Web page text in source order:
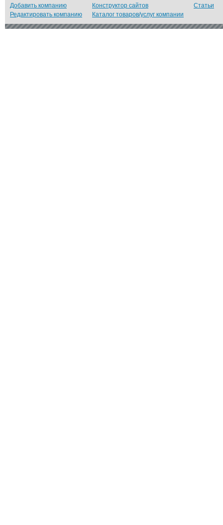
Добавить компанию
Редактировать компанию
Конструктор сайтов
Каталог товаров/услуг компании
Статьи